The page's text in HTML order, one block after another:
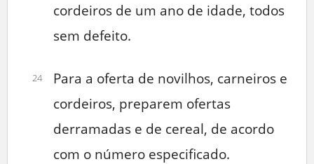
cordeiros de um ano de idade, todos
sem defeito.
24
Para a oferta de novilhos, carneiros e
cordeiros, preparem ofertas
derramadas e de cereal, de acordo
com o número especificado.